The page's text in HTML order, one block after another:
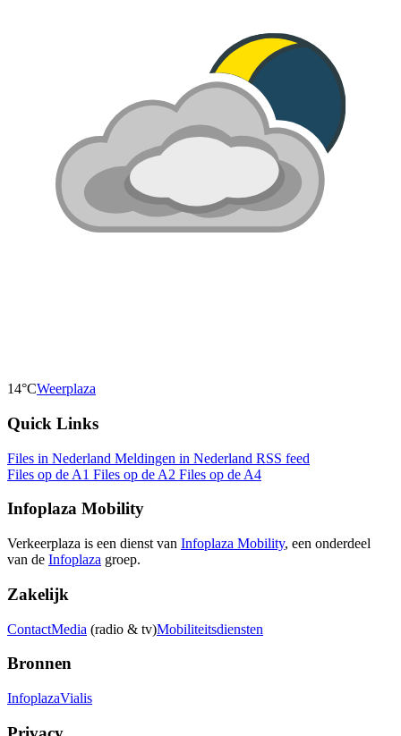
14°CWeerplaza
Quick Links
Files in Nederland Meldingen in Nederland RSS feed
Files op de A1 Files op de A2 Files op de A4
Infoplaza Mobility
Verkeerplaza is een dienst van Infoplaza Mobility, een onderdeel
van de Infoplaza groep.
Zakelijk
ContactMedia (radio & tv)Mobiliteitsdiensten
Bronnen
InfoplazaVialis